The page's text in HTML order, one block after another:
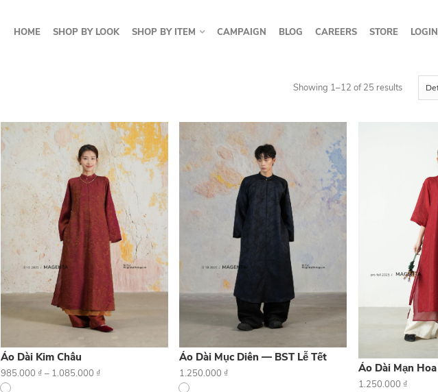
HOME SHOP BY LOOK SHOP BY ITEM CAMPAIGN BLOG CAREERS STORE LOGIN
Showing 1–12 of 25 results
Áo Dài Kim Châu
985.000 ₫ – 1.085.000 ₫
Áo Dài Mục Diên — BST Lễ Tết
1.250.000 ₫ Áo Dài Mạn Hoa
1.250.000 ₫